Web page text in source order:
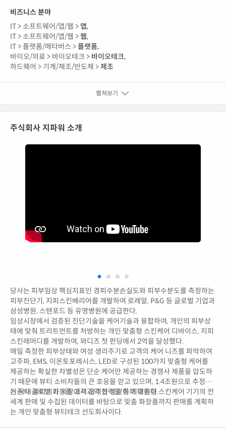
비즈니스 분야
IT > 소프트웨어/앱/웹 > 앱,
IT > 소프트웨어/앱/웹 >웹,
IT >플랫폼/메타버스 >플랫폼,
바이오/의료 > 바이오테크 > 바이오테크,
하드웨어 > 기계/제조/반도체 >제조
펼쳐보기
주식회사 지파워 소개
당사는 피부임상 핵심지표인 경피수분손실도와 피부수분도를 측정하는
피부진단기, 지피스킨베리어를 개발하여 로레알, P&G 등 글로벌 기업과
삼성병원, 스탠포드 등 유명병원에 공급한다.
임상시장에서 검증된 진단기술을 케어기술과 융합하여, 개인의 피부상
태에 맞춰 트리트먼트를 처방하는 개인 맞춤형 스킨케어 디바이스, 지피
스킨레머디를 개발하여, 와디즈 첫 펀딩에서 2억을 달성했다.
매일 측정한 피부상태와 여성 생리주기로 고객의 케어 니즈를 파악하여
고주파, EMS, 이온토포레시스, LED로 구성된 100가지 맞춤형 케어를
제공하는 확실한 차별성은 단순 케어만 제공하는 경쟁사 제품을 압도하
기 때문에 뷰티 소비자들의 큰 호응을 얻고 있으며, 1.4조원으로 추정되
는 국내 뷰티기기 시장에서 급격한 성장이 기대된다.
기존의 글로벌 화장품 고객과의 협력을 통해 맞춤형 스킨케어 기기의 전
세계 판매 및 수집된 데이터를 바탕으로 맞춤 화장품까지 판매를 계획하
는 개인 맞춤형 뷰티테크 선도회사이다.